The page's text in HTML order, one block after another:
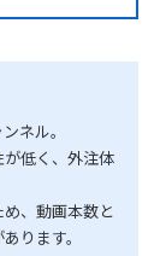
ネル。
低く、外注体
、動画本数と
ります。